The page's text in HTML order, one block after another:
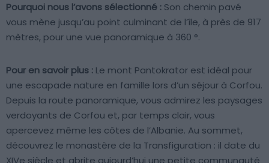
Pourquoi nous l’avons sélectionné : Son chemin pavé
vous mène jusqu’au point culminant de l’île, à près de 917
mètres, pour une vue panoramique à 360 °.
Pour en savoir plus : Le mont Pantokrator est idéal pour
une escapade nature en famille lors d’un séjour à Corfou.
Depuis la route panoramique, vous admirez les paysages
verdoyants de Corfou et, par temps clair, vous
apercevez même les côtes de l’Albanie. Au sommet,
découvrez le monastère de la Transfiguration : il date du
XIVe siècle et abrite aujourd’hui une petite communauté